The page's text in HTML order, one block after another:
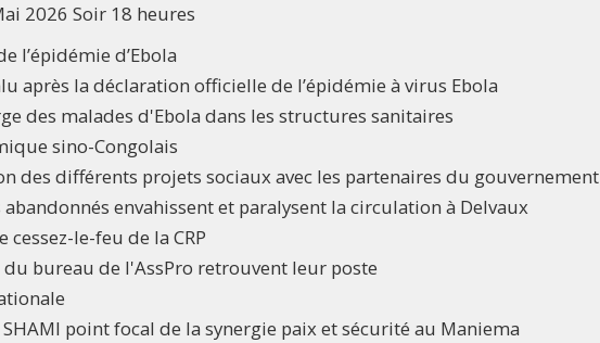
2026 Soir 18 heures
l’épidémie d’Ebola
après la déclaration officielle de l’épidémie à virus Ebola
des malades d'Ebola dans les structures sanitaires
sino-Congolais
des différents projets sociaux avec les partenaires du gouvernement
abandonnés envahissent et paralysent la circulation à Delvaux
le-feu de la CRP
bureau de l'AssPro retrouvent leur poste
SHAMI point focal de la synergie paix et sécurité au Maniema